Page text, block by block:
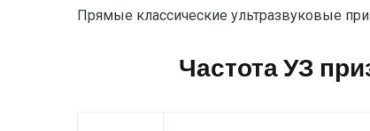
Прямые классические ультразвуковые
Частота УЗ